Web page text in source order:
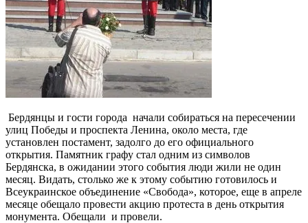
Бердянцы и гости города начали собираться на пересечении
улиц Победы и проспекта Ленина, около места, где
установлен постамент, задолго до его официального
открытия. Памятник графу стал одним из символов
Бердянска, в ожидании этого события люди жили не один
месяц. Видать, столько же к этому событию готовилось и
Всеукраинское объединение «Свобода», которое, еще в апреле
месяце обещало провести акцию протеста в день открытия
монумента. Обещали и провели.